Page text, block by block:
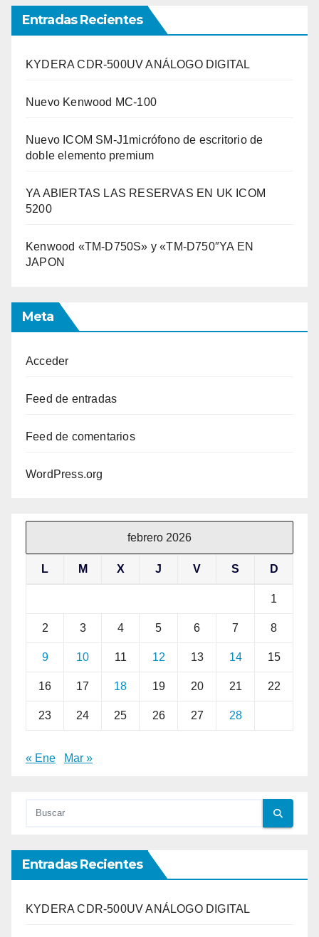
Entradas Recientes
KYDERA CDR-500UV ANÁLOGO DIGITAL
Nuevo Kenwood MC-100
Nuevo ICOM SM-J1micrófono de escritorio de
doble elemento premium
YA ABIERTAS LAS RESERVAS EN UK ICOM
5200
Kenwood «TM-D750S» y «TM-D750″YA EN
JAPON
Meta
Acceder
Feed de entradas
Feed de comentarios
WordPress.org
febrero 2026
L M X J V S D
1
2 3 4 5 6 7 8
9 10 11 12 13 14 15
16 17 18 19 20 21 22
23 24 25 26 27 28
« Ene Mar »
Entradas Recientes
KYDERA CDR-500UV ANÁLOGO DIGITAL